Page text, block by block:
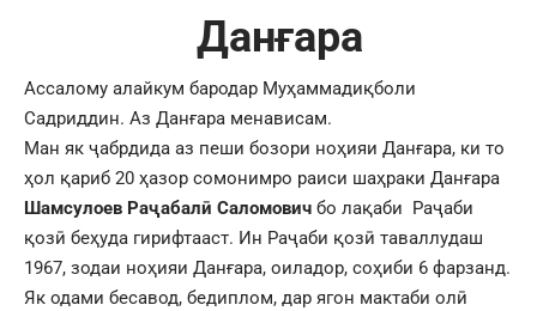
Данғара
Ассалому алайкум бародар Муҳаммадиқболи
Садриддин. Аз Данғара менависам.
Ман як ҷабрдида аз пеши бозори ноҳияи Данғара, ки то
ҳол қариб 20 ҳазор сомонимро раиси шаҳраки Данғара
Шамсулоев Раҷабалӣ Саломович бо лақаби Раҷаби
қозӣ беҳуда гирифтааст. Ин Раҷаби қозӣ таваллудаш
1967, зодаи ноҳияи Данғара, оиладор, соҳиби 6 фарзанд.
Як одами бесавод, бедиплом, дар ягон мактаби олӣ